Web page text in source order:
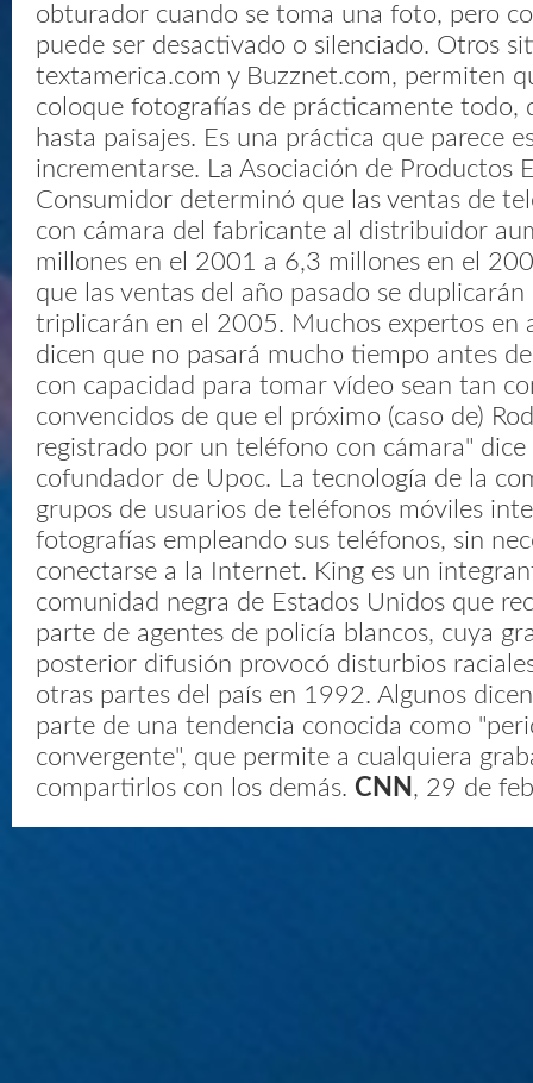
obturador cuando se toma una foto, pero
puede ser desactivado o silenciado. Otros
textamerica.com y Buzznet.com, permiten
coloque fotografías de prácticamente todo,
hasta paisajes. Es una práctica que parece
incrementarse. La Asociación de Productos
Consumidor determinó que las ventas de
con cámara del fabricante al distribuidor
millones en el 2001 a 6,3 millones en el
que las ventas del año pasado se duplicarán
triplicarán en el 2005. Muchos expertos en
dicen que no pasará mucho tiempo antes
con capacidad para tomar vídeo sean tan
convencidos de que el próximo (caso de)
registrado por un teléfono con cámara" dice
cofundador de Upoc. La tecnología de la
grupos de usuarios de teléfonos móviles
fotografías empleando sus teléfonos, sin
conectarse a la Internet. King es un
comunidad negra de Estados Unidos que
parte de agentes de policía blancos, cuya
posterior difusión provocó disturbios
otras partes del país en 1992. Algunos
parte de una tendencia conocida como
convergente", que permite a cualquiera
compartirlos con los demás. CNN , 29 de